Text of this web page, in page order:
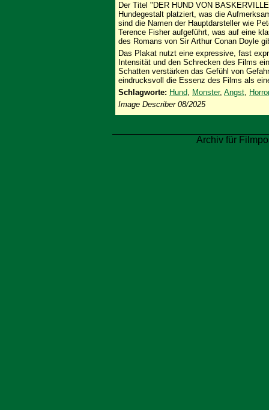
Der Titel "DER HUND VON
Hundegestalt platziert, was die
sind die Namen der Hauptdarsteller wie
Terence Fisher aufgeführt, was auf eine
des Romans von Sir Arthur Conan Doyle
Das Plakat nutzt eine expressive, fast
Intensität und den Schrecken des Films
Schatten verstärken das Gefühl von
eindrucksvoll die Essenz des Films als
Schlagworte: Hund, Monster, Angst, Horror
Image Describer 08/2025
Archiv für